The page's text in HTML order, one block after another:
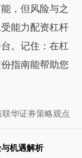
，但风险与之
能力配资杠杆
。记住：在杠
指南能帮助您
华证券策略观点
机遇解析